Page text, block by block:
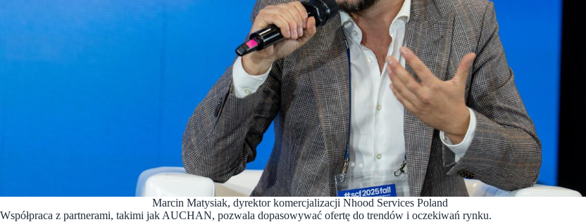
Marcin Matysiak, dyrektor komercjalizacji Nhood Services Poland
Współpraca z partnerami, takimi jak AUCHAN, pozwala dopasowywać ofertę do trendów i oczekiwań rynku.